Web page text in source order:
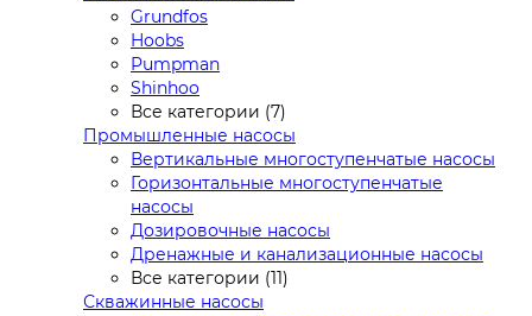
Grundfos
Hoobs
Pumpman
Shinhoo
Все категории (7)
Промышленные насосы
Вертикальные многоступенчатые насосы
Горизонтальные многоступенчатые
насосы
Дозировочные насосы
Дренажные и канализационные насосы
Все категории (11)
Скважинные насосы